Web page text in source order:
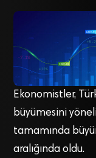
Ekonomistler,
büyümesini
tamamında
aralığında oldu.